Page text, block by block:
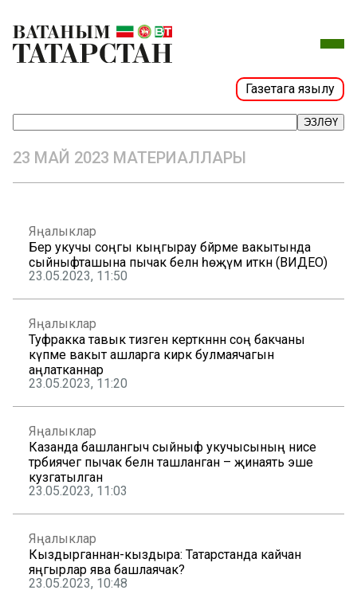
Газетага язылу
ЭЗЛӘҮ
23 МАЙ 2023 МАТЕРИАЛЛАРЫ
Яңалыклар
Бер укучы соңгы кыңгырау бәйрәме вакытында
сыйныфташына пычак белән һөҗүм иткән (ВИДЕО)
23.05.2023, 11:50
Яңалыклар
Туфракка тавык тизәген керткәннән соң бакчаны
күпме вакыт ашларга кирәк булмаячагын
аңлатканнар
23.05.2023, 11:20
Яңалыклар
Казанда башлангыч сыйныф укучысының әнисе
тәрбиячегә пычак белән ташланган – җинаять эше
кузгатылган
23.05.2023, 11:03
Яңалыклар
Кыздырганнан-кыздыра: Татарстанда кайчан
яңгырлар ява башлаячак?
23.05.2023, 10:48